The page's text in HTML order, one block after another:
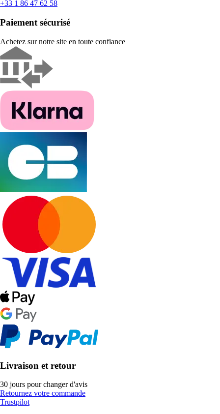
+33 1 86 47 62 58
Paiement sécurisé
Achetez sur notre site en toute confiance
Livraison et retour
30 jours pour changer d'avis
Retournez votre commande
Trustpilot